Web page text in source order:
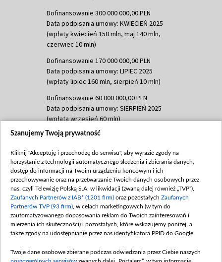
Dofinansowanie 300 000 000,00 PLN
Data podpisania umowy: KWIECIEŃ 2025
(wpłaty kwiecień 150 mln, maj 140 mln,
czerwiec 10 mln)
Dofinansowanie 170 000 000,00 PLN
Data podpisania umowy: LIPIEC 2025
(wpłaty lipiec 160 mln, sierpień 10 mln)
Dofinansowanie 60 000 000,00 PLN
Data podpisania umowy: SIERPIEŃ 2025
(wpłata wrzesień 60 mln)
Dofinansowanie 635 783 051,21 PLN
(wpłata wrzesień 100 mln, październik 350
mln, listopad 265 mln)
Dofinansowanie 48 862 000,00 PLN
Data podpisania umowy: GRUDZIEŃ 2025
(wpłata grudzień 60,548 mln)
Dofinansowanie 900 000 000,00 PLN
Data podpisania umowy: LUTY 2026 (wpłata
kwiecień 180 mln, 7 maja 180 mln, 8
Szanujemy Twoją prywatność
Kliknij "Akceptuję i przechodzę do serwisu", aby wyrazić zgody na
korzystanie z technologii automatycznego śledzenia i zbierania danych,
dostęp do informacji na Twoim urządzeniu końcowym i ich
przechowywanie oraz na przetwarzanie Twoich danych osobowych przez
nas, czyli Telewizję Polską S.A. w likwidacji (zwaną dalej również „TVP”),
Zaufanych Partnerów z IAB* (1201 firm) oraz pozostałych Zaufanych
Partnerów TVP (93 firm) , w celach marketingowych (w tym do
zautomatyzowanego dopasowania reklam do Twoich zainteresowań i
mierzenia ich skuteczności) i pozostałych, które wskazujemy poniżej, a
także zgody na udostępnianie przez nas identyfikatora PPID do Google.
Twoje dane osobowe zbierane podczas odwiedzania przez Ciebie naszych